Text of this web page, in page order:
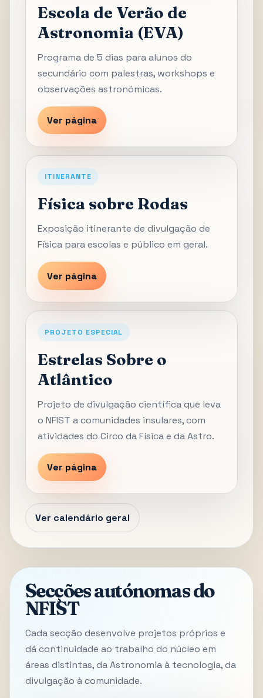
Escola de Verão de
Astronomia (EVA)
Programa de 5 dias para alunos do
secundário com palestras, workshops e
observações astronómicas.
Ver página
ITINERANTE
Física sobre Rodas
Exposição itinerante de divulgação de
Física para escolas e público em geral.
Ver página
PROJETO ESPECIAL
Estrelas Sobre o
Atlântico
Projeto de divulgação científica que leva
o NFIST a comunidades insulares, com
atividades do Circo da Física e da Astro.
Ver página
Ver calendário geral
Secções autónomas do
NFIST
Cada secção desenvolve projetos próprios e
dá continuidade ao trabalho do núcleo em
áreas distintas, da Astronomia à tecnologia, da
divulgação à comunidade.